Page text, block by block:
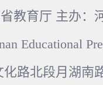
教育厅 主办：
Educational
路北段月湖南